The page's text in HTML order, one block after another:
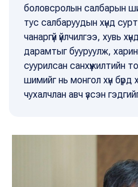
боловсролын салбарын
тус салбаруудын хүнд
чанаргүй үйлчилгээ, хувь
дарамтыг бууруулж, харин
суурилсан санхүүжилтийн
шимийг нь монгол хүн бүрд
чухалчлан авч үзсэн